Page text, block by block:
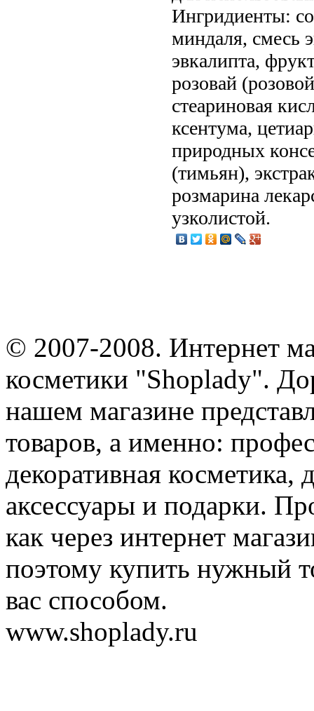
Ингридиенты:
миндаля, смесь
эвкалипта,
розовай
стеариновая
ксентума,
природных
(тимьян),
розмарина
узколистой.
© 2007-2008. Интернет
косметики "Shoplady".
нашем магазине
товаров, а именно:
декоративная косметика,
аксессуары и подарки.
как через интернет
поэтому купить нужный
вас способом.
www.shoplady.ru